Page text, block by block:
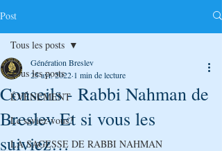
Post
Tous les posts
ÉVÉNEMENT
Le saviez-vous?
LA SAGESSE DE RABBI NAHMAN
Tous les posts
Conseils - Rabbi Nahman de
Breslev Et si vous les
suiviez…
Génération Breslev
25 avr. 2022 1 min de lecture